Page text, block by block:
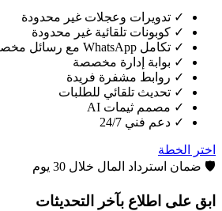
✓ تدويرات وعجلات غير محدودة
✓ كوبونات تلقائية غير محدودة
✓ تكامل WhatsApp مع رسائل مخصصة
✓ بوابة إدارة مخصصة
✓ روابط مشفرة فريدة
✓ تحديث تلقائي للطلبات
✓ مصمم ثيمات AI
✓ دعم فني 24/7
اختر الخطة
🛡️ ضمان استرداد المال خلال 30 يوم
ابق على اطلاع بآخر التحديثات